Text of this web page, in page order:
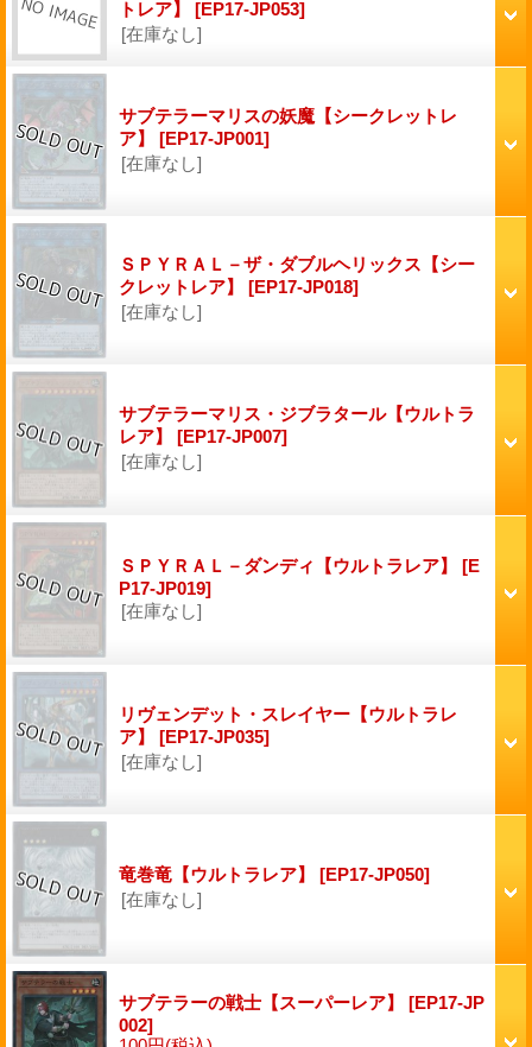
トレア】 [EP17-JP053]
[在庫なし]
サブテラーマリスの妖魔【シークレットレ
ア】 [EP17-JP001]
[在庫なし]
ＳＰＹＲＡＬ－ザ・ダブルヘリックス【シー
クレットレア】 [EP17-JP018]
[在庫なし]
サブテラーマリス・ジブラタール【ウルトラ
レア】 [EP17-JP007]
[在庫なし]
ＳＰＹＲＡＬ－ダンディ【ウルトラレア】 [E
P17-JP019]
[在庫なし]
リヴェンデット・スレイヤー【ウルトラレ
ア】 [EP17-JP035]
[在庫なし]
竜巻竜【ウルトラレア】 [EP17-JP050]
[在庫なし]
サブテラーの戦士【スーパーレア】 [EP17-JP
002]